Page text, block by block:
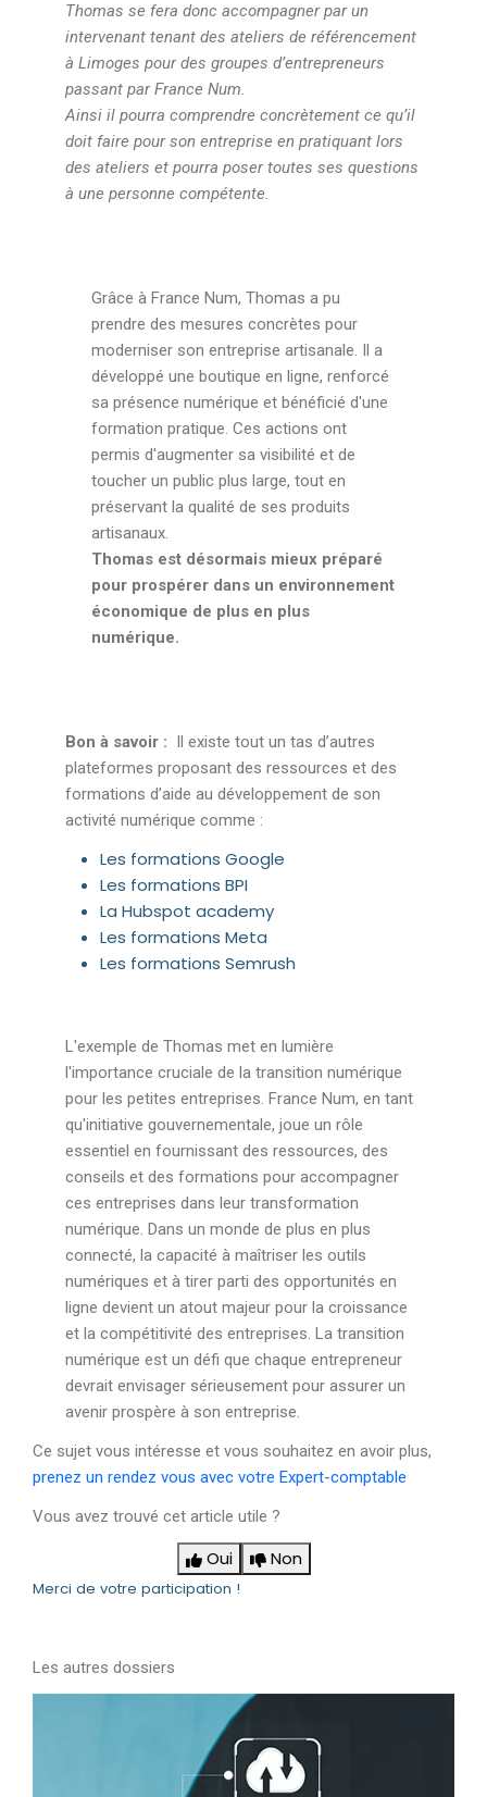
Thomas se fera donc accompagner par un
intervenant tenant des ateliers de référencement
à Limoges pour des groupes d’entrepreneurs
passant par France Num.
Ainsi il pourra comprendre concrètement ce qu’il
doit faire pour son entreprise en pratiquant lors
des ateliers et pourra poser toutes ses questions
à une personne compétente.
Grâce à France Num, Thomas a pu
prendre des mesures concrètes pour
moderniser son entreprise artisanale. Il a
développé une boutique en ligne, renforcé
sa présence numérique et bénéficié d'une
formation pratique. Ces actions ont
permis d'augmenter sa visibilité et de
toucher un public plus large, tout en
préservant la qualité de ses produits
artisanaux.
Thomas est désormais mieux préparé
pour prospérer dans un environnement
économique de plus en plus
numérique.
Bon à savoir : Il existe tout un tas d’autres
plateformes proposant des ressources et des
formations d’aide au développement de son
activité numérique comme :
Les formations Google
Les formations BPI
La Hubspot academy
Les formations Meta
Les formations Semrush
L'exemple de Thomas met en lumière
l'importance cruciale de la transition numérique
pour les petites entreprises. France Num, en tant
qu'initiative gouvernementale, joue un rôle
essentiel en fournissant des ressources, des
conseils et des formations pour accompagner
ces entreprises dans leur transformation
numérique. Dans un monde de plus en plus
connecté, la capacité à maîtriser les outils
numériques et à tirer parti des opportunités en
ligne devient un atout majeur pour la croissance
et la compétitivité des entreprises. La transition
numérique est un défi que chaque entrepreneur
devrait envisager sérieusement pour assurer un
avenir prospère à son entreprise.
Ce sujet vous intéresse et vous souhaitez en avoir plus,
prenez un rendez vous avec votre Expert-comptable
Vous avez trouvé cet article utile ?
Oui Non
Merci de votre participation !
Les autres dossiers